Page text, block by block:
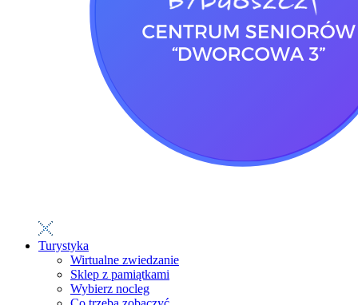
Turystyka
Wirtualne zwiedzanie
Sklep z pamiątkami
Wybierz nocleg